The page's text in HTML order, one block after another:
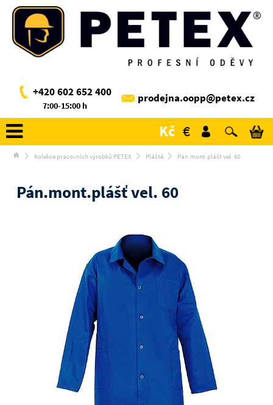
+420 602 652 400
7:00-15:00 h
prodejna.oopp@petex.cz
Kč €
Kolekce pracovních výrobků PETEX Pláště Pán.mont.plášť vel. 60
Pán.mont.plášť vel. 60